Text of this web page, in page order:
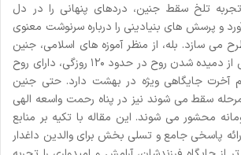
تلخ سقط جنین، دردهای پنهانی را در دل
و پرسش های بنیادینی را درباره سرنوشت معنوی
می سازد. بله، از منظر آموزه های اسلامی، جنین
سقط شده، به ویژه پس از دمیده شدن روح در حدود ۱۲۰ روزگی، دارای روح
آخرت جایگاهی ویژه در بهشت دارد. حتی جنین
سقط می شوند نیز در پناه رحمت واسعه الهی
محشور می شوند. این مقاله با تکیه بر منابع
پاسخی جامع و تسلی بخش برای والدین داغدار